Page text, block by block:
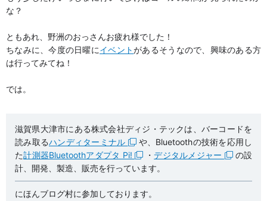
な？
ともあれ、野洲のおっさんお疲れ様でした！
ちなみに、今度の日曜にイベントがあるそうなので、興味のある方
は行ってみてね！
では。
滋賀県大津市にある株式会社ディジ・テックは、バーコードを
読み取るハンディターミナル
や、Bluetoothの技術を応用し
た計測器Bluetoothアダプタ Pi! ・デジタルメジャー
の設
計、開発、製造、販売を行っています。
にほんブログ村に参加しております。